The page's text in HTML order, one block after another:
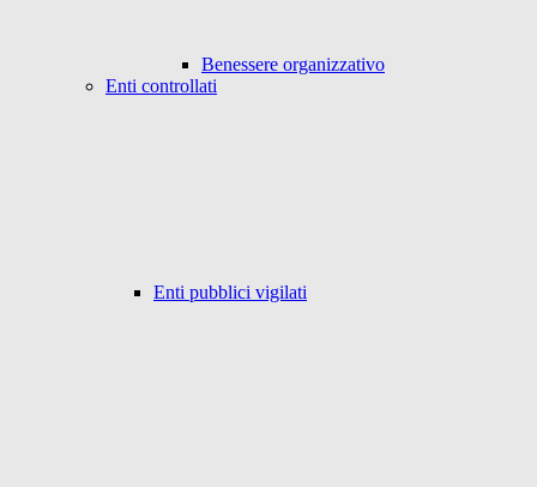
Benessere organizzativo
Enti controllati
Enti pubblici vigilati